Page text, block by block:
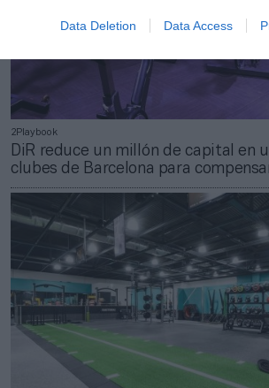
Data Deletion Data Access
2Playbook
DiR reduce un millón de capital en
clubes de Barcelona para